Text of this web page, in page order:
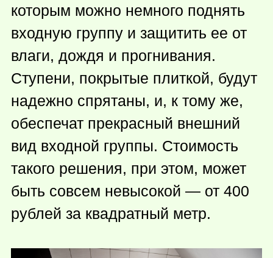
которым можно немного поднять
входную группу и защитить ее от
влаги, дождя и прогнивания.
Ступени, покрытые плиткой, будут
надежно спрятаны, и, к тому же,
обеспечат прекрасный внешний
вид входной группы. Стоимость
такого решения, при этом, может
быть совсем невысокой — от 400
рублей за квадратный метр.